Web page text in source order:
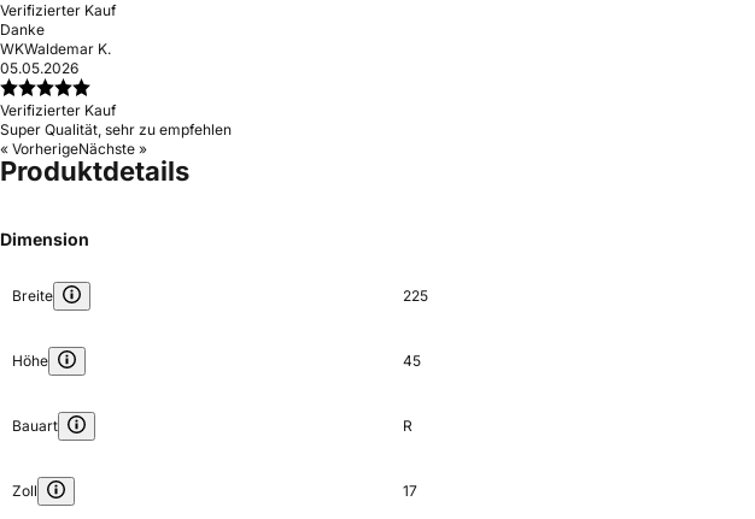
Verifizierter Kauf
Danke
WKWaldemar K.
05.05.2026
Verifizierter Kauf
Super Qualität, sehr zu empfehlen
« VorherigeNächste »
Produktdetails
Dimension
Breite 225
Höhe 45
Bauart R
Zoll 17